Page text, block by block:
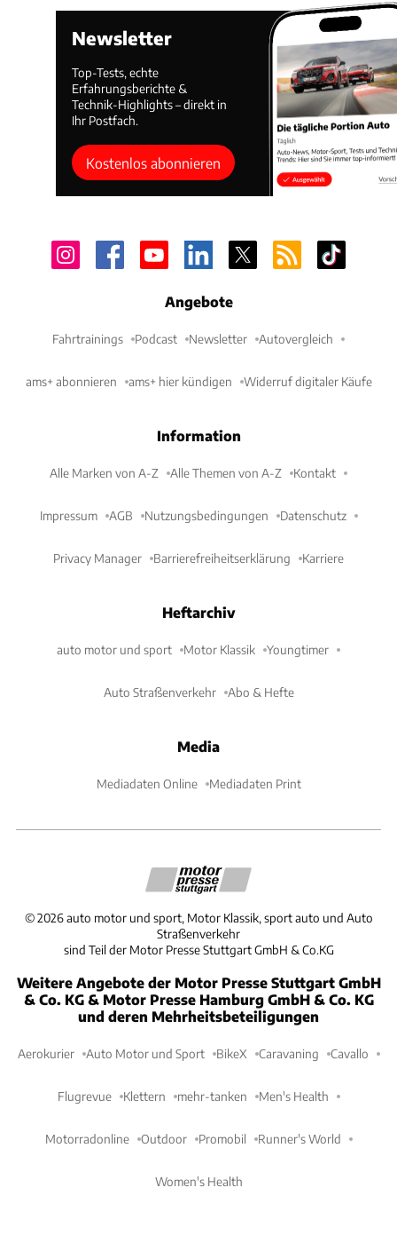
Newsletter
Top-Tests, echte
Erfahrungsberichte &
Technik-Highlights – direkt in
Ihr Postfach.
Kostenlos abonnieren
Angebote
Fahrtrainings Podcast Newsletter Autovergleich
ams+ abonnieren ams+ hier kündigen Widerruf digitaler Käufe
Information
Alle Marken von A-Z Alle Themen von A-Z Kontakt
Impressum AGB Nutzungsbedingungen Datenschutz
Privacy Manager Barrierefreiheitserklärung Karriere
Heftarchiv
auto motor und sport Motor Klassik Youngtimer
Auto Straßenverkehr Abo & Hefte
Media
Mediadaten Online Mediadaten Print
©2026 auto motor und sport, Motor Klassik, sport auto und Auto
Straßenverkehr
sind Teil der Motor Presse Stuttgart GmbH & Co.KG
Weitere Angebote der Motor Presse Stuttgart GmbH
& Co. KG & Motor Presse Hamburg GmbH & Co. KG
und deren Mehrheitsbeteiligungen
Aerokurier Auto Motor und Sport BikeX Caravaning Cavallo
Flugrevue Klettern mehr-tanken Men's Health
Motorradonline Outdoor Promobil Runner's World
Women's Health